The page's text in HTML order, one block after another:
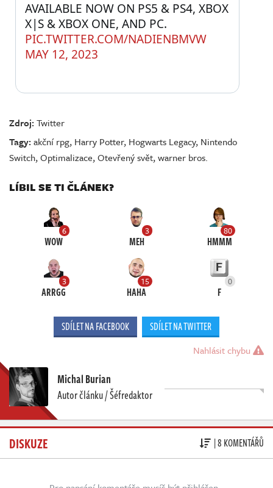
AVAILABLE NOW ON PS5 & PS4, XBOX
PIC.TWITTER.COM/NADIENBMVW
MAY 12, 2023
Zdroj:Twitter
Tagy:akční rpg, Harry Potter, Hogwarts Legacy, Nintendo
Switch,Optimalizace,Otevřený svět,warner bros.
LÍBIL SE TI ČLÁNEK?
6
WOW
3
MEH
80
HMMM
3
ARRGG
15
HAHA
0
F
SDÍLET NA FACEBOOK SDÍLET NA TWITTER
Nahlásit chybu
Michal Burian
Autor článku / Šéfredaktor
DISKUZE | 8 KOMENTÁŘŮ